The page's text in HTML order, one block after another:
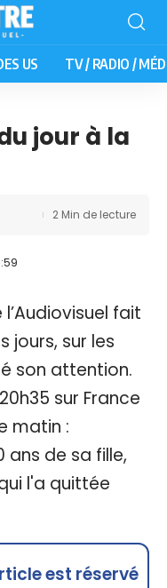
US TV / RADIO /
jour à la
2 Min de lecture
fait
jours, sur les
son attention.
sur France
matin :
ans de sa fille,
l'a quittée
est réservé